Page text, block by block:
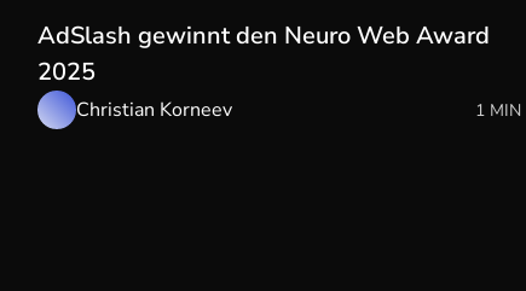
AdSlash gewinnt den Neuro Web Award
2025
Christian Korneev 1 MIN